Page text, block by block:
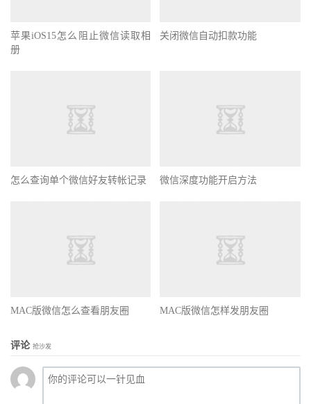
苹果iOS15怎么阻止微信读取相
册
关闭微信自动扣款功能
怎么查询单个微信好友转帐记录 微信深度功能开启方法
MAC版微信怎么查看朋友圈 MAC版微信怎样发朋友圈
评论 抢沙发